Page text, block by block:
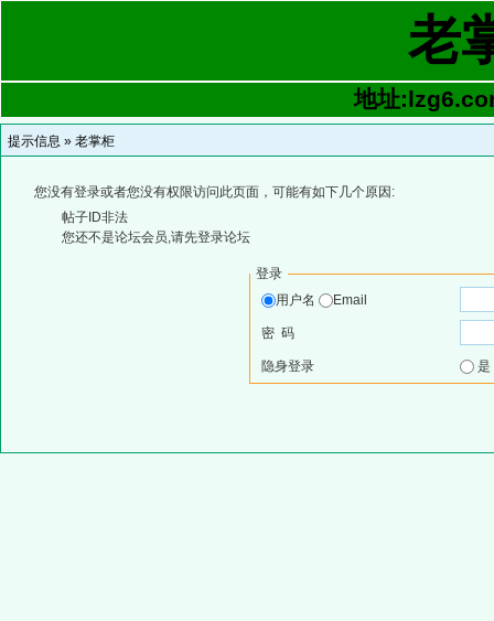
老
地址
提示信息 » 老掌柜
您没有登录或者您没有权限访问此页面，可能有如下几个原因:
帖子ID非法
您还不是论坛会员,请先登录论坛
登录
用户名
Email
密 码
隐身登录